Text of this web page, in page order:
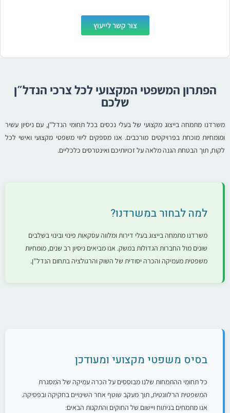
צור קשר לייעוץ
הפתרון המשפטי המקצועי לכל צרכי הנדל״ן
שלכם
משרדנו מתמחה בייצוג מקצועי של בעלי נכסים בכל תחומי הנדל"ן, עם ניסיון עשיר
ומומחיות מוכחת בפרויקטים מורכבים. אנו מספקים ליווי משפטי מקצועי ואישי לכל
לקוח, תוך הבטחת הגנה מלאה על זכויותיכם ואינטרסים כלכליים.
למה לבחור במשרדנו?
משרדנו מתמחה בייצוג בעלי דירות ומלווה עסקאות פינוי ובינוי בשלבים
שונים מול החברות הגדולות במשק. אנו מביאים ניסיון רב שנים, מומחיות
משפטית מעמיקה והכרה יסודית של השוק והרגולציה בתחום הנדל"ן.
בסיס משפטי מקצועי ומעודכן
כל תחומי ההתמחות שלנו מבוססים על הכרה עמיקה של המסגרת
המשפטית הרלוונטית, תוך מעקב שוטף אחר השינויים בחקיקה ובפסיקה.
אנו מתמחים בניתוח ויישום של החוקים והתקנות הבאים: